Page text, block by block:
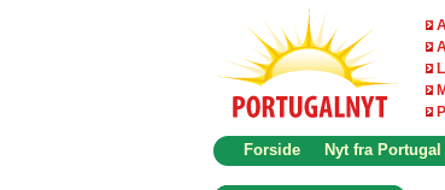
Forside Nyt fra Portugal